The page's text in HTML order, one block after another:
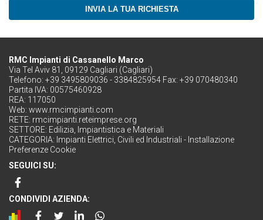
INVIA LA TUA RICHIESTA
RMC Impianti di Cassanello Marco
Via Tel Aviv 81, 09129 Cagliari (Cagliari)
Telefono: +39 3495809036 - 3384825954 Fax: +39 070480340
Partita IVA: 00575460928
REA: 117050
Web: www.rmcimpianti.com
RETE: rmcimpianti.reteimprese.org
SETTORE: Edilizia, Impiantistica e Materiali
CATEGORIA: Impianti Elettrici, Civili ed Industriali - Installazione
Preferenze Cookie
SEGUICI SU:
CONDIVIDI AZIENDA: